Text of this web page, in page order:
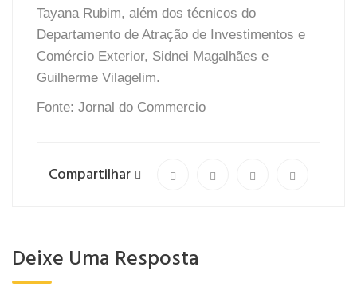
Tayana Rubim, além dos técnicos do
Departamento de Atração de Investimentos e
Comércio Exterior, Sidnei Magalhães e
Guilherme Vilagelim.
Fonte: Jornal do Commercio
Compartilhar
Deixe Uma Resposta